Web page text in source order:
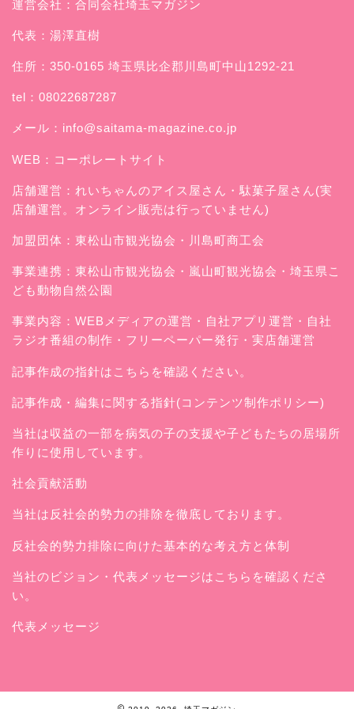
運営会社：合同会社埼玉マガジン
代表：湯澤直樹
住所：350-0165 埼玉県比企郡川島町中山1292-21
tel：08022687287
メール： info@saitama-magazine.co.jp
WEB： コーポレートサイト
店舗運営： れいちゃんのアイス屋さん ・駄菓子屋さん(実
店舗運営。オンライン販売は行っていません)
加盟団体：東松山市観光協会・川島町商工会
事業連携：東松山市観光協会・嵐山町観光協会・埼玉県こ
ども動物自然公園
事業内容：WEBメディアの運営・自社アプリ運営・自社
ラジオ番組の制作・フリーペーパー発行・実店舗運営
記事作成の指針はこちらを確認ください。
記事作成・編集に関する指針(コンテンツ制作ポリシー)
当社は収益の一部を病気の子の支援や子どもたちの居場所
作りに使用しています。
社会貢献活動
当社は反社会的勢力の排除を徹底しております。
反社会的勢力排除に向けた基本的な考え方と体制
当社のビジョン・代表メッセージはこちらを確認くださ
い。
代表メッセージ